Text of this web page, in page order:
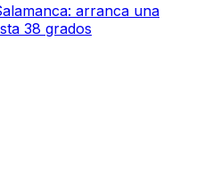
arranca una
38 grados